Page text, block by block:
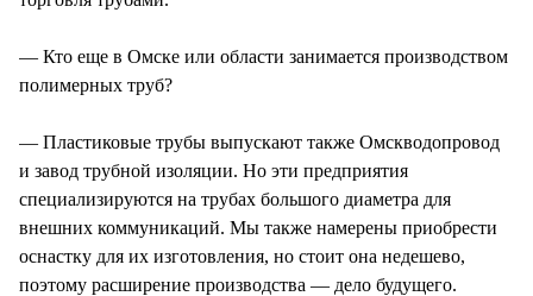
— Кто еще в Омске или области занимается производством
полимерных труб?
— Пластиковые трубы выпускают также Омскводопровод
и завод трубной изоляции. Но эти предприятия
специализируются на трубах большого диаметра для
внешних коммуникаций. Мы также намерены приобрести
оснастку для их изготовления, но стоит она недешево,
поэтому расширение производства — дело будущего.